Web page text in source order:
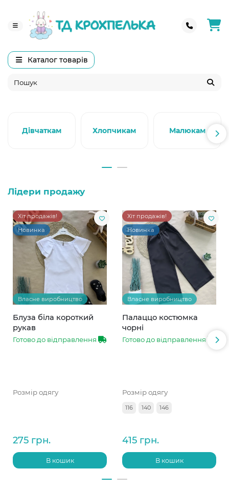
Каталог товарів
Дівчаткам Хлопчикам Малюкам
Лідери продажу
Хіт продажів!
Новинка
Власне виробництво
Блуза біла короткий
рукав
Готово до відправлення
Розмір одягу
275 грн.
В кошик
Хіт продажів!
Новинка
Власне виробництво
Палаццо костюмка
чорні
Готово до відправлення
Розмір одягу
116 140 146
415 грн.
В кошик